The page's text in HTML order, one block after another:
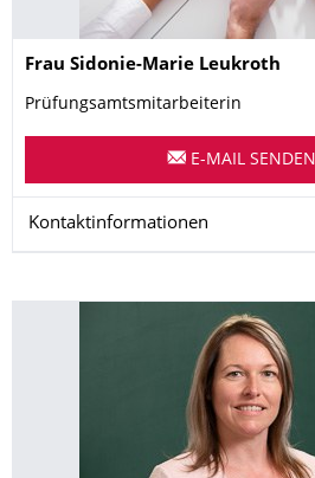
Name
Frau Sidonie-Marie Leukroth
Prüfungsamtsmitarbeiterin
E-MAIL SENDEN
Kontaktinformationen